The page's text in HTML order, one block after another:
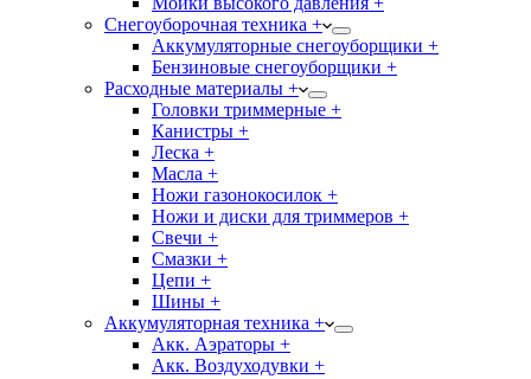
Снегоуборочная техника +
Аккумуляторные снегоуборщики +
Бензиновые снегоуборщики +
Расходные материалы +
Головки триммерные +
Канистры +
Леска +
Масла +
Ножи газонокосилок +
Ножи и диски для триммеров +
Свечи +
Смазки +
Цепи +
Шины +
Аккумуляторная техника +
Акк. Аэраторы +
Акк. Воздуходувки +